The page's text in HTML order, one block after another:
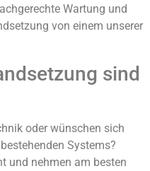
Wartung und
von einem unserer
sind
oder wünschen sich
Systems?
und nehmen am besten